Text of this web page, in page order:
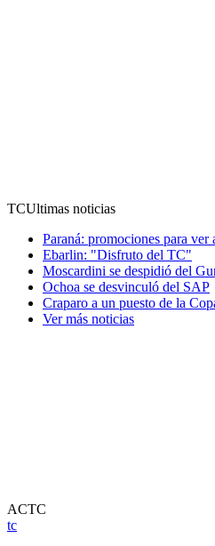
TCUltimas noticias
Paraná: promociones para ver
Ebarlin: "Disfruto del TC"
Moscardini se despidió del
Ochoa se desvinculó del SAP
Craparo a un puesto de la
Ver más noticias
ACTC
tc